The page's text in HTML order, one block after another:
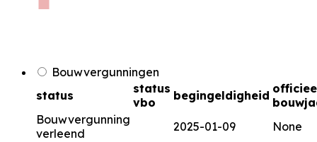
Bouwvergunningen
status
status
vbo
begingeldigheid
Bouwvergunning
verleend
2025-01-09
None